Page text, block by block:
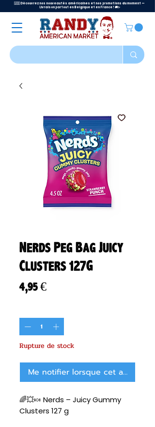
🇺🇸 Découvrez nos nouveautés américaines et nos promotions du moment —
Livraison partout en Belgique et en France ! 🚚✨
Nerds Peg Bag Juicy
Clusters 127G
4,95 €Prix
Rupture de stock
Me notifier lorsque cet article
🌈💥🍬 Nerds – Juicy Gummy
Clusters 127 g